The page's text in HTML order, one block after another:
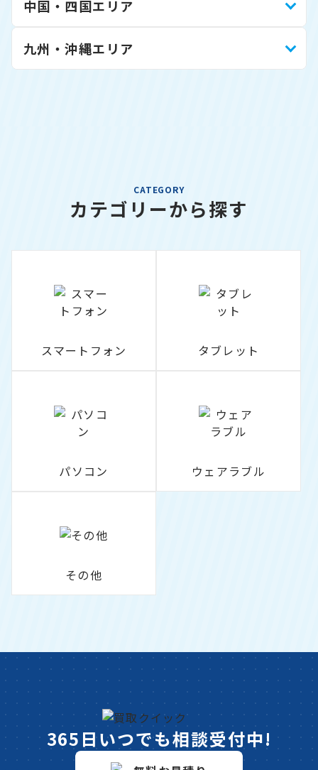
中国・四国エリア
九州・沖縄エリア
CATEGORY
カテゴリーから探す
スマートフォン タブレット
パソコン ウェアラブル
その他
365日いつでも相談受付中!